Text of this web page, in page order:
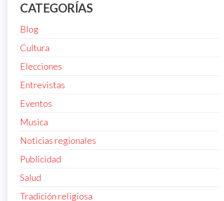
CATEGORÍAS
Blog
Cultura
Elecciones
Entrevistas
Eventos
Musica
Noticias regionales
Publicidad
Salud
Tradición religiosa